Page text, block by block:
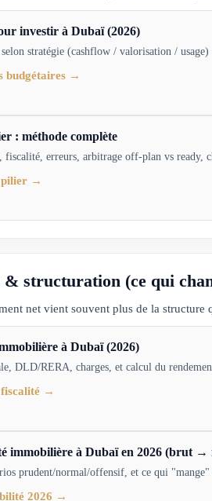
investir à Dubaï (2026)
stratégie (cashflow / valorisation / usage)
budgétaires →
: méthode complète
fiscalité, erreurs, arbitrage off-plan vs ready,
pilier →
& structuration (ce qui
net vient souvent plus de la
à Dubaï (2026)
DLD/RERA, charges, et calcul du
→
immobilière à Dubaï en 2026 (brut →
prudent/normal/offensif, et ce qui "mange"
2026 →